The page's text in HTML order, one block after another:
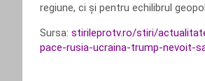
regiune, ci și pentru echilibrul
Sursa: stirileprotv.ro/stiri/
pace-rusia-ucraina-trump-nevoit-